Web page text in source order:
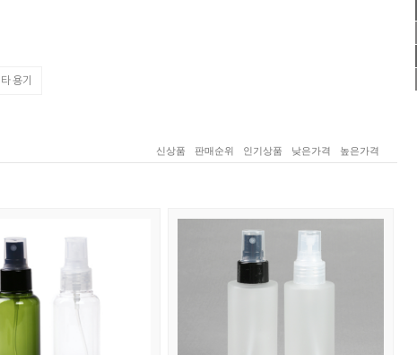
용기
신상품 판매순위 인기상품 낮은가격 높은가격